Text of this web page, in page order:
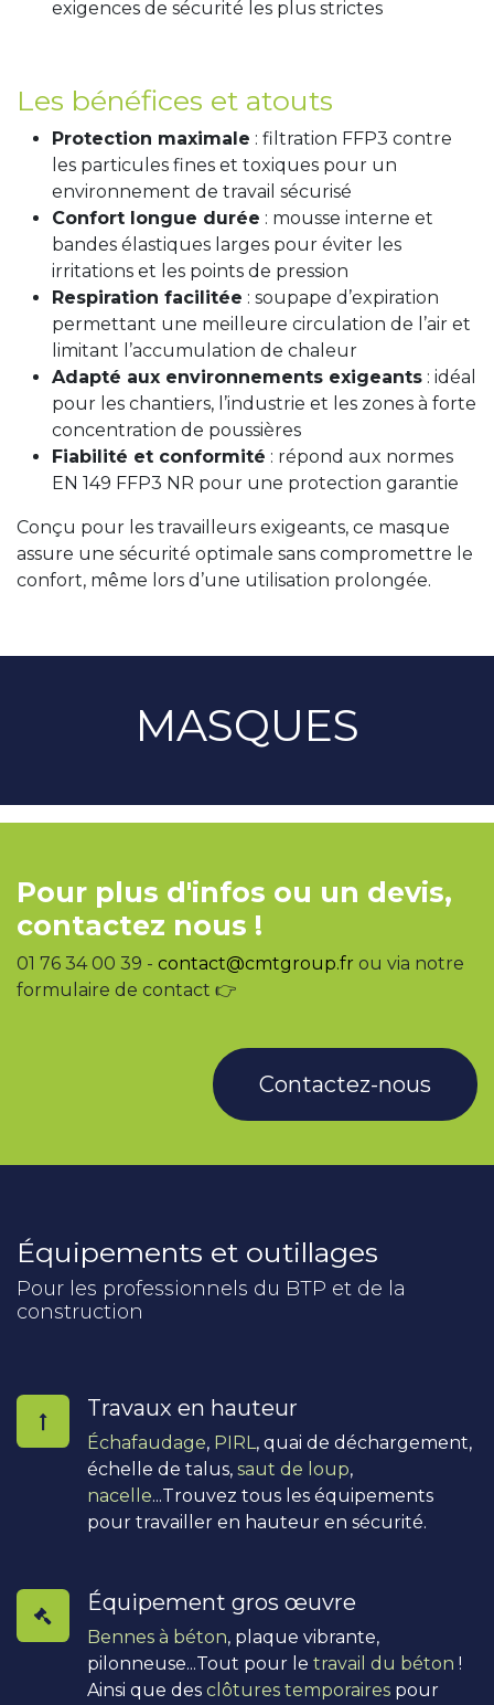
exigences de sécurité les plus strictes
Les bénéfices et atouts
Protection maximale : filtration FFP3 contre
les particules fines et toxiques pour un
environnement de travail sécurisé
Confort longue durée : mousse interne et
bandes élastiques larges pour éviter les
irritations et les points de pression
Respiration facilitée : soupape d’expiration
permettant une meilleure circulation de l’air et
limitant l’accumulation de chaleur
Adapté aux environnements exigeants : idéal
pour les chantiers, l’industrie et les zones à forte
concentration de poussières
Fiabilité et conformité : répond aux normes
EN 149 FFP3 NR pour une protection garantie
Conçu pour les travailleurs exigeants, ce masque
assure une sécurité optimale sans compromettre le
confort, même lors d’une utilisation prolongée.
MASQUES
Pour plus d'infos ou un devis,
contactez nous !
01 76 34 00 39 - contact@cmtgroup.fr ou via notre
formulaire de contact 👉
Contactez-nous
Équipements et outillages
Pour les professionnels du BTP et de la
construction
Travaux en hauteur
Échafaudage, PIRL, quai de déchargement,
échelle de talus, saut de loup,
nacelle...Trouvez tous les équipements
pour travailler en hauteur en sécurité.
Équipement gros œuvre
Bennes à béton, plaque vibrante,
pilonneuse...Tout pour le travail du béton !
Ainsi que des clôtures temporaires pour